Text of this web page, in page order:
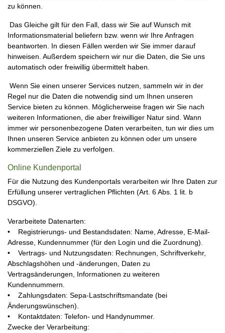
zu können.
Das Gleiche gilt für den Fall, dass wir Sie auf Wunsch mit
Informationsmaterial beliefern bzw. wenn wir Ihre Anfragen
beantworten. In diesen Fällen werden wir Sie immer darauf
hinweisen. Außerdem speichern wir nur die Daten, die Sie uns
automatisch oder freiwillig übermittelt haben.
Wenn Sie einen unserer Services nutzen, sammeln wir in der
Regel nur die Daten die notwendig sind um Ihnen unseren
Service bieten zu können. Möglicherweise fragen wir Sie nach
weiteren Informationen, die aber freiwilliger Natur sind. Wann
immer wir personenbezogene Daten verarbeiten, tun wir dies um
Ihnen unseren Service anbieten zu können oder um unsere
kommerziellen Ziele zu verfolgen.
Online Kundenportal
Für die Nutzung des Kundenportals verarbeiten wir Ihre Daten zur
Erfüllung unserer vertraglichen Pflichten (Art. 6 Abs. 1 lit. b
DSGVO).
Verarbeitete Datenarten:
• Registrierungs- und Bestandsdaten: Name, Adresse, E-Mail-
Adresse, Kundennummer (für den Login und die Zuordnung).
• Vertrags- und Nutzungsdaten: Rechnungen, Schriftverkehr,
Abschlagshöhen und -änderungen, Daten zu
Vertragsänderungen, Informationen zu weiteren
Kundennummern.
• Zahlungsdaten: Sepa-Lastschriftsmandate (bei
Änderungswünschen).
• Kontaktdaten: Telefon- und Handynummer.
Zwecke der Verarbeitung: